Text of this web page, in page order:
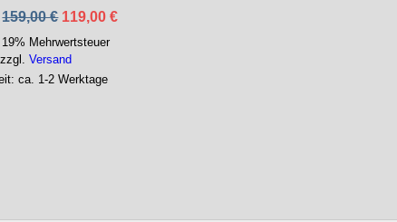
159,00€ Ursprünglicher
war:
159,00 €
119,00€Aktueller
Mehrwertsteuer
zzgl. Versand
ca. 1-2 Werktage